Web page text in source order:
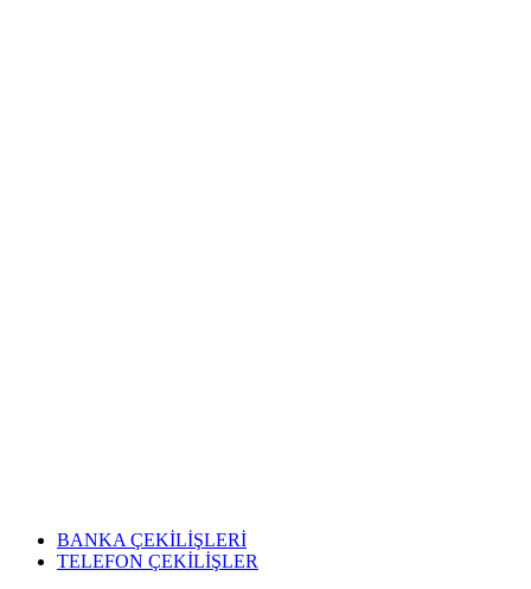
BANKA ÇEKİLİŞLERİ
TELEFON ÇEKİLİŞLER